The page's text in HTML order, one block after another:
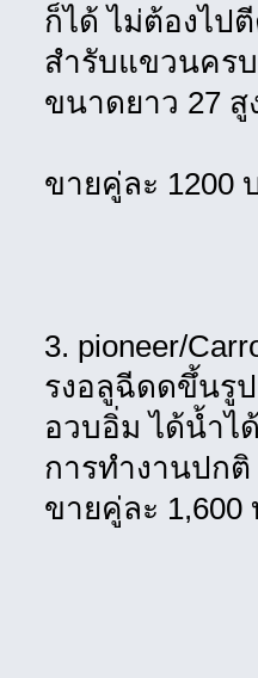
ก็ได้ ไม่ต้องไป
สำรับแขวนคร
ขนาดยาว 27 สู
ขายคู่ละ 1200
3. pioneer/
รงอลูฉีดดขึ้นรูป
อวบอิ่ม ได้น้ำไ
การทำงานปกติ
ขายคู่ละ 1,600